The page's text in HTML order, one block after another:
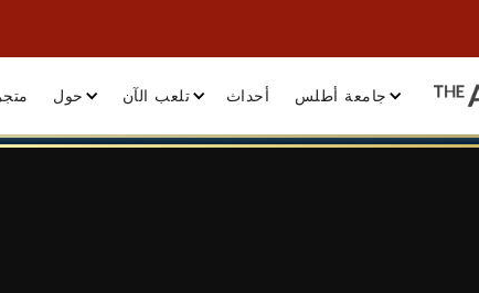
جامعة أطلس أحداث تلعب الآن حول متجر